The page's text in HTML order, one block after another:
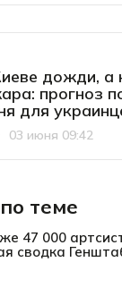
дожди, а
прогноз
для
публикации
03 июня 09:42
теме
47 000
сводка